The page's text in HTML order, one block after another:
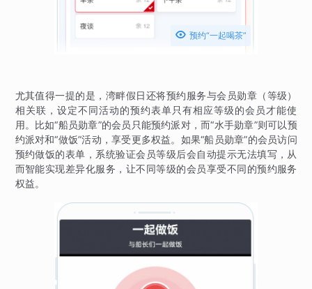
 预约“一起喝茶”
尤其值得一提的是，湾畔假日还将预约服务与会员勋章（等级）
相关联，设定不同活动的预约表单只有相应等级的会员才能使
用。比如“船员勋章”的会员只能预约派对，而“水手勋章”则可以预
约派对和“做饭”活动，享受更多权益。如果“船员勋章”的会员访问
预约做饭的表单，系统验证会员等级后会自动提示无法填写，从
而智能实现差异化服务，让不同等级的会员享受不同的预约服务
权益。